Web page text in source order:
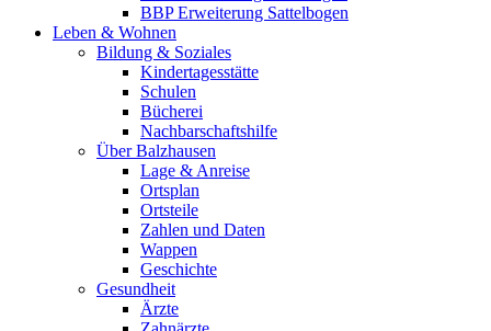
BBP Erweiterung Sattelbogen
Leben & Wohnen
Bildung & Soziales
Kindertagesstätte
Schulen
Bücherei
Nachbarschaftshilfe
Über Balzhausen
Lage & Anreise
Ortsplan
Ortsteile
Zahlen und Daten
Wappen
Geschichte
Gesundheit
Ärzte